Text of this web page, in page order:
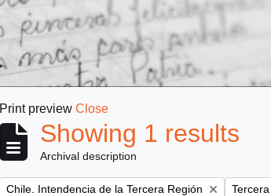
Print preview Close
Showing 1 results
Archival description
Remove filter:
Chile. Intendencia de la Tercera Región